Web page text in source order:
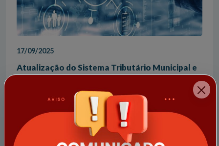
17/09/2025
Atualização do Sistema Tributário Municipal e
Indisponibilidade Temporária de Serviços
A Prefeitura Municipal de Quartel Geral informa que
realizará uma importante atualização em seu sistema
tributário, visando oferecer serviços mais ágeis, seguros
e eficientes para todos